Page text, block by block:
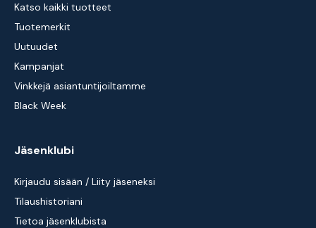
Katso kaikki tuotteet
Tuotemerkit
Uutuudet
Kampanjat
Vinkkejä asiantuntijoiltamme
Black Week
Jäsenklubi
Kirjaudu sisään / Liity jäseneksi
Tilaushistoriani
Tietoa jäsenklubista